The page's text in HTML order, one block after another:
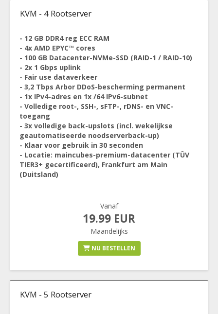
KVM - 4 Rootserver
- 12 GB DDR4 reg ECC RAM
- 4x AMD EPYC™ cores
- 100 GB Datacenter-NVMe-SSD (RAID-1 / RAID-10)
- 2x 1 Gbps uplink
- Fair use dataverkeer
- 3,2 Tbps Arbor DDoS-bescherming permanent
- 1x IPv4-adres en 1x /64 IPv6-subnet
- Volledige root-, SSH-, sFTP-, rDNS- en VNC-
toegang
- 3x volledige back-upslots (incl. wekelijkse
geautomatiseerde noodserverback-up)
- Klaar voor gebruik in 30 seconden
- Locatie: maincubes-premium-datacenter (TÜV
TIER3+ gecertificeerd), Frankfurt am Main
(Duitsland)
Vanaf
19.99 EUR
Maandelijks
NU BESTELLEN
KVM - 5 Rootserver